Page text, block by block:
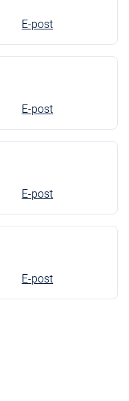
E-post
E-post
E-post
E-post